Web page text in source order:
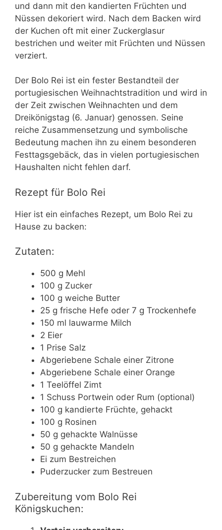
und dann mit den kandierten Früchten und
Nüssen dekoriert wird. Nach dem Backen wird
der Kuchen oft mit einer Zuckerglasur
bestrichen und weiter mit Früchten und Nüssen
verziert.
Der Bolo Rei ist ein fester Bestandteil der
portugiesischen Weihnachtstradition und wird in
der Zeit zwischen Weihnachten und dem
Dreikönigstag (6. Januar) genossen. Seine
reiche Zusammensetzung und symbolische
Bedeutung machen ihn zu einem besonderen
Festtagsgebäck, das in vielen portugiesischen
Haushalten nicht fehlen darf.
Rezept für Bolo Rei
Hier ist ein einfaches Rezept, um Bolo Rei zu
Hause zu backen:
Zutaten:
500 g Mehl
100 g Zucker
100 g weiche Butter
25 g frische Hefe oder 7 g Trockenhefe
150 ml lauwarme Milch
2 Eier
1 Prise Salz
Abgeriebene Schale einer Zitrone
Abgeriebene Schale einer Orange
1 Teelöffel Zimt
1 Schuss Portwein oder Rum (optional)
100 g kandierte Früchte, gehackt
100 g Rosinen
50 g gehackte Walnüsse
50 g gehackte Mandeln
Ei zum Bestreichen
Puderzucker zum Bestreuen
Zubereitung vom Bolo Rei
Königskuchen: